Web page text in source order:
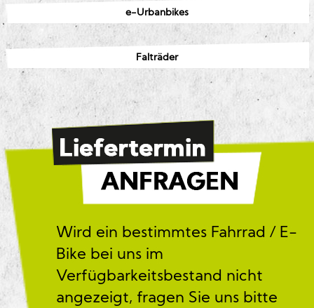
e-Urbanbikes
Falträder
Wird ein bestimmtes Fahrrad / E-
Bike bei uns im
Verfügbarkeitsbestand nicht
angezeigt, fragen Sie uns bitte